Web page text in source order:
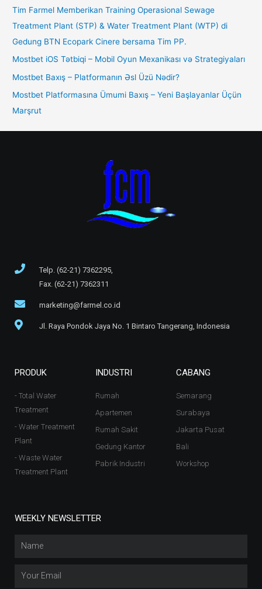
Tim Farmel Memberikan Training Operasional Sewage
Treatment Plant (STP) & Water Treatment Plant (WTP) di
Gedung BTN Ecopark Cinere bersama Tim PP.
Mostbet iOS Tətbiqi – Mobil Oyun Mexanikası və Strategiyaları
Mostbet Baxış – Platformanın Əsl Üzü Nədir?
Mostbet Platformasına Ümumi Baxış – Yeni Başlayanlar Üçün
Marşrut
Telp. (62-21) 7362295,
Fax. (62-21) 7362311
marketing@farmel.co.id
Jl. Raya Pondok Jaya No. 1 Bintaro Tangerang, Indonesia
PRODUK
- Total Water
Treatment
- Water Treatment
Plant
- Waste Water
Treatment Plant
INDUSTRI
Rumah
Apartemen
Rumah Sakit
Gedung Kantor
Pabrik Industri
CABANG
Semarang
Surabaya
Jakarta Pusat
Bali
Workshop
WEEKLY NEWSLETTER